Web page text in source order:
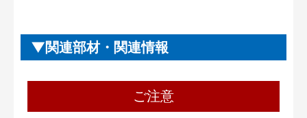
関連部材・関連情報
ご注意